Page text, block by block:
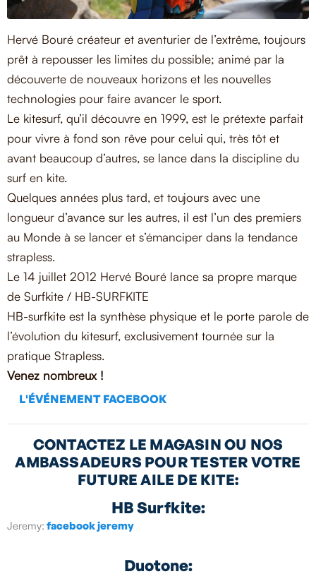
Hervé Bouré créateur et aventurier de l’extrême, toujours
prêt à repousser les limites du possible; animé par la
découverte de nouveaux horizons et les nouvelles
technologies pour faire avancer le sport.
Le kitesurf, qu’il découvre en 1999, est le prétexte parfait
pour vivre à fond son rêve pour celui qui, très tôt et
avant beaucoup d’autres, se lance dans la discipline du
surf en kite.
Quelques années plus tard, et toujours avec une
longueur d’avance sur les autres, il est l’un des premiers
au Monde à se lancer et s’émanciper dans la tendance
strapless.
Le 14 juillet 2012 Hervé Bouré lance sa propre marque
de Surfkite / HB-SURFKITE
HB-surfkite est la synthèse physique et le porte parole de
l’évolution du kitesurf, exclusivement tournée sur la
pratique Strapless.
Venez nombreux !
L'ÉVÉNEMENT FACEBOOK
CONTACTEZ LE MAGASIN OU NOS
AMBASSADEURS POUR TESTER VOTRE
FUTURE AILE DE KITE:
HB Surfkite:
Jeremy: facebook jeremy
Duotone: